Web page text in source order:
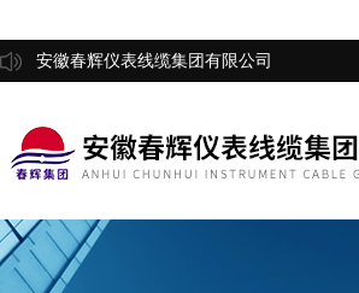
安徽春辉仪表线缆集团有限公司